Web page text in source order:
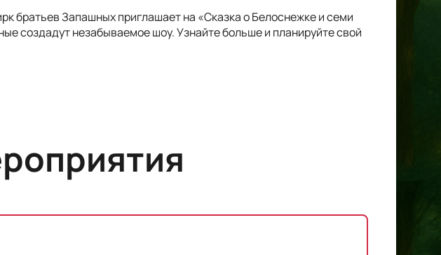
братьев Запашных приглашает на «Сказка о Белоснежке и семи
создадут незабываемое шоу. Узнайте больше и планируйте свой